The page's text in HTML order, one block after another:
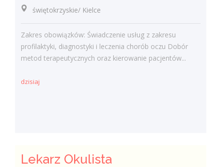
świętokrzyskie/ Kielce
Zakres obowiązków: Świadczenie usług z zakresu
profilaktyki, diagnostyki i leczenia chorób oczu Dobór
metod terapeutycznych oraz kierowanie pacjentów...
dzisiaj
Lekarz Okulista